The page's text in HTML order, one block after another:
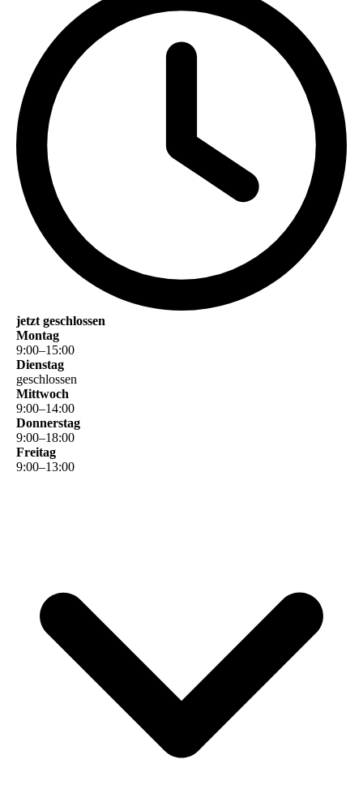
jetzt geschlossen
Montag
9:00–15:00
Dienstag
geschlossen
Mittwoch
9:00–14:00
Donnerstag
9:00–18:00
Freitag
9:00–13:00